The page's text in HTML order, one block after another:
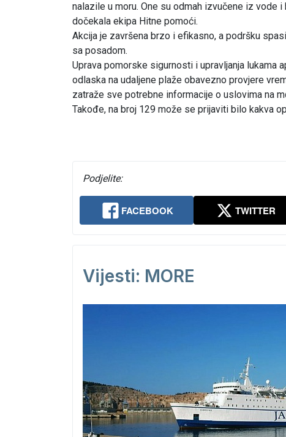
nalazile u moru. One su odmah izvučene iz vode
dočekala ekipa Hitne pomoći.
Akcija je završena brzo i efikasno, a podršku
sa posadom.
Uprava pomorske sigurnosti i upravljanja lukama
odlaska na udaljene plaže obavezno provjere
zatraže sve potrebne informacije o uslovima na
Takođe, na broj 129 može se prijaviti bilo kakva
Podjelite:
FACEBOOK TWITTER
Vijesti: MORE